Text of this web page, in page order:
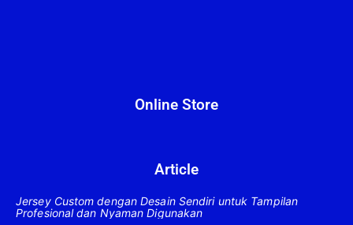
Online Store
Article
Jersey Custom dengan Desain Sendiri untuk Tampilan
Profesional dan Nyaman Digunakan